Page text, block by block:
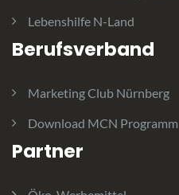
Lebenshilfe N-Land
Berufsverband
Marketing Club Nürnberg
Download MCN Programm
Partner